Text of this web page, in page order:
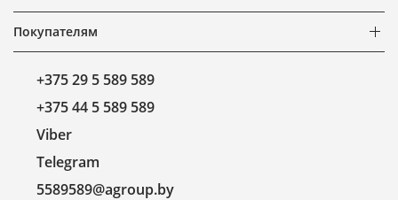
Покупателям
+375 29 5 589 589
+375 44 5 589 589
Viber
Telegram
5589589@agroup.by